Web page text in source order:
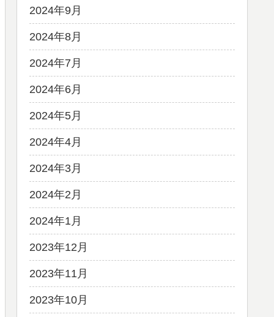
2024年9月
2024年8月
2024年7月
2024年6月
2024年5月
2024年4月
2024年3月
2024年2月
2024年1月
2023年12月
2023年11月
2023年10月